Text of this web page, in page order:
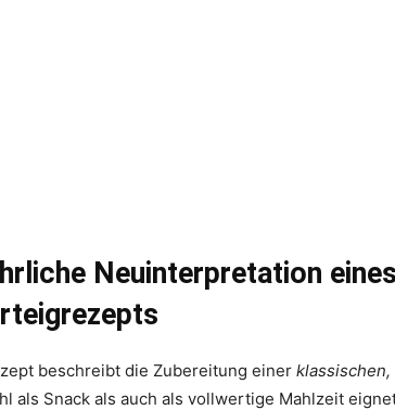
Neuinterpretation
beschreibt die Zubereitung einer
als Snack als auch als vollwertige Mahlzeit